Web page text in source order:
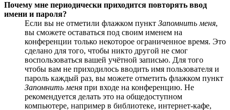
Почему мне периодически приходится повторять ввод
имени и пароля?
Если вы не отметили флажком пункт Запомнить меня,
вы сможете оставаться под своим именем на
конференции только некоторое ограниченное время. Это
сделано для того, чтобы никто другой не смог
воспользоваться вашей учётной записью. Для того
чтобы вам не приходилось вводить имя пользователя и
пароль каждый раз, вы можете отметить флажком пункт
Запомнить меня при входе на конференцию. Не
рекомендуется делать это на общедоступном
компьютере, например в библиотеке, интернет-кафе,